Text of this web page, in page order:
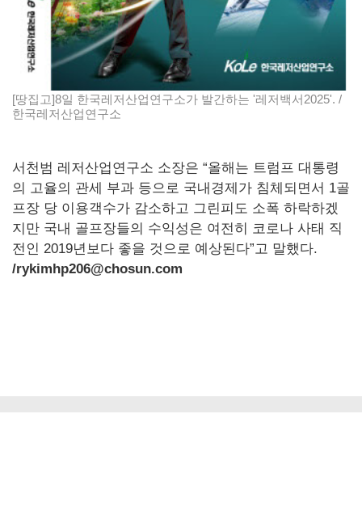
[땅집고]8일 한국레저산업연구소가 발간하는 '레저백서2025'. /
한국레저산업연구소
서천범 레저산업연구소 소장은 “올해는 트럼프 대통령
의 고율의 관세 부과 등으로 국내경제가 침체되면서 1골
프장 당 이용객수가 감소하고 그린피도 소폭 하락하겠
지만 국내 골프장들의 수익성은 여전히 코로나 사태 직
전인 2019년보다 좋을 것으로 예상된다”고 말했다.
/rykimhp206@chosun.com